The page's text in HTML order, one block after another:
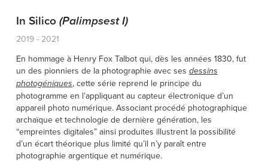
In Silico (Palimpsest I)
2019 - 2021
En hommage à Henry Fox Talbot qui, dès les années 1830, fut
un des pionniers de la photographie avec ses dessins
photogéniques, cette série reprend le principe du
photogramme en l’appliquant au capteur électronique d’un
appareil photo numérique. Associant procédé photographique
archaïque et technologie de dernière génération, les
“empreintes digitales” ainsi produites illustrent la possibilité
d’un écart théorique plus limité qu’il n’y paraît entre
photographie argentique et numérique.